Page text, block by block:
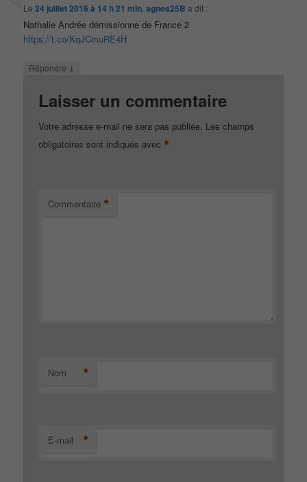
Le24 juillet 2016 à 14 h 21 min ,agnes25B a dit :
Nathalie Andrée démissionne de France 2
https://t.co/KqJCmuRE4H
Répondre ↓
Laisser un commentaire
Votre adresse e-mail ne sera pas publiée. Les champs
obligatoires sont indiqués avec *
Commentaire *
Nom *
E-mail *